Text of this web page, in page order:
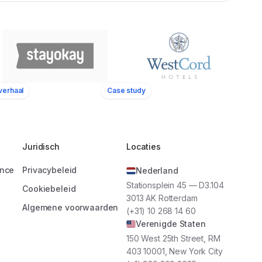
Locaties
van onze
Case study
Juridisch
Privacybeleid
Cookiebeleid
Algemene voorwaarden
Locaties
Nederland
Stationsplein 45 — D3.104
3013 AK Rotterdam
(+31) 10 268 14 60
Verenigde Staten
150 West 25th Street, RM
403 10001, New York City